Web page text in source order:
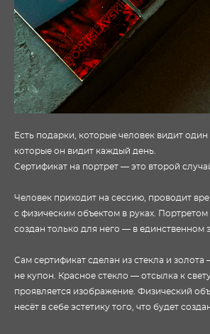
Есть подарки, которые человек видит один
которые он видит каждый день.
Сертификат на портрет — это второй
Человек приходит на сессию, проводит
с физическим объектом в руках. Портретом
создан только для него — в единственном
Сам сертификат сделан из стекла и золота
не купон. Красное стекло — отсылка к
проявляется изображение. Физический
несёт в себе эстетику того, что будет